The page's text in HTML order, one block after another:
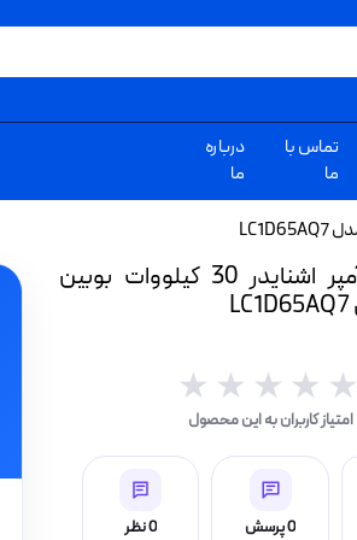
تماس با
ما
درباره
ما
کنتاکتور 65 آمپر اشنایدر 30 کیلووات بوبین
★★★★★
امتیاز کاربران به این محصول
0 پرسش 0 نظر